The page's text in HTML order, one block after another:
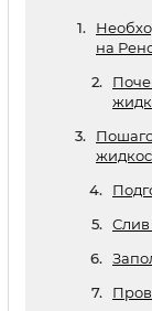
на
Слив